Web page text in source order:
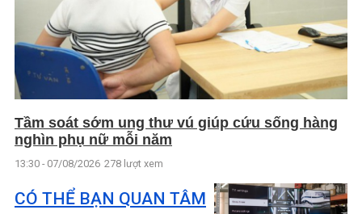
Tầm soát sớm ung thư vú giúp cứu sống hàng
nghìn phụ nữ mỗi năm
13:30 - 07/08/2026 278 lượt xem
CÓ THỂ BẠN QUAN TÂM